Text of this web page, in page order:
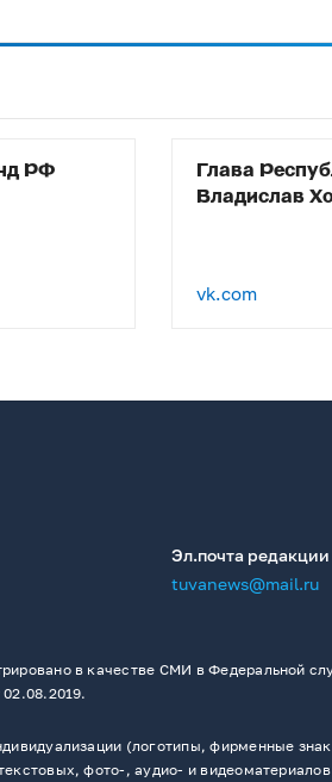
РФ
Глава
Владислав
vk.com
Эл.почта редакции
tuvanews@mail.ru
в качестве СМИ в Федеральной
(логотипы, фирменные
фото-, аудио- и